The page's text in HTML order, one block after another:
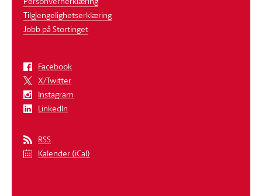
Tilgjengelighetserklæring
Jobb på Stortinget
Facebook
X/Twitter
Instagram
LinkedIn
RSS
Kalender (iCal)